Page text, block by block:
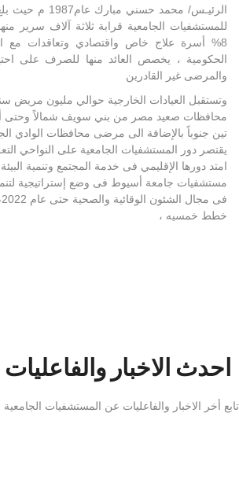
الرئيـس/ محمد
8% أسرة علاج خاص واقتصادي وتعاقدات مع
الحكومية ، يخصص العائد منها للصرف على
والمرضى غير القادرين
وتستقبل العيادات الخارجية حوالي مليون مريض
محافظات صعيد مصر من بني سويف شمالاً وحتى
تين جنوباً بالإضافة الى مرضى محافظات الوادي
يقتصر دور المستشفيات الجامعية على النواحي
امتد دورها الإقليمي فى خدمة المجتمع وتنمية
مستشفيات جامعة أسيوط فى وضع إستراتيجية
خطط خمسيه ،
احدث الاخبار والفاعليات
تابع أخر الاخبار والفاعليات عن المستشفيات الجامعية